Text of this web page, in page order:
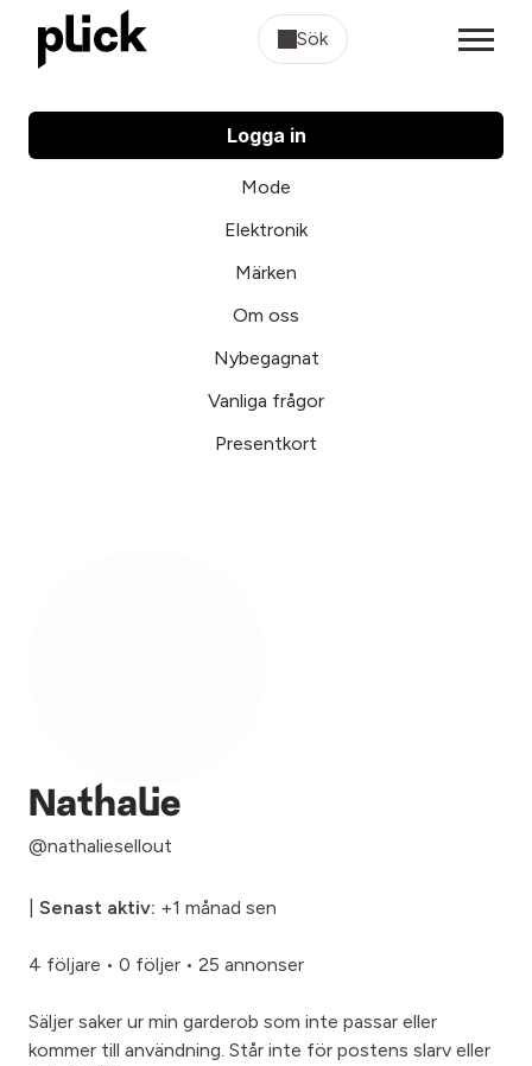
Sök
Logga in
Mode
Elektronik
Märken
Om oss
Nybegagnat
Vanliga frågor
Presentkort
Nathalie
@nathaliesellout
Senast aktiv: +1 månad sen
4 följare • 0 följer • 25 annonser
Säljer saker ur min garderob som inte passar eller
kommer till användning. Står inte för postens slarv eller